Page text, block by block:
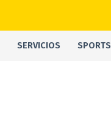
SERVICIOS SPORTS